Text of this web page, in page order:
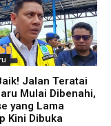
Jalan Teratai
Mulai Dibenahi,
yang Lama
Kini Dibuka